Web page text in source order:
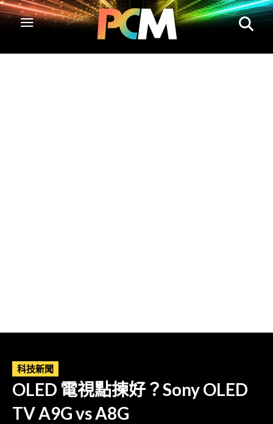
科技新聞
OLED 電視點揀好？Sony OLED
TV A9G vs A8G